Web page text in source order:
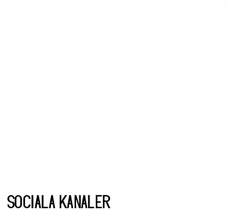
SOCIALA KANALER